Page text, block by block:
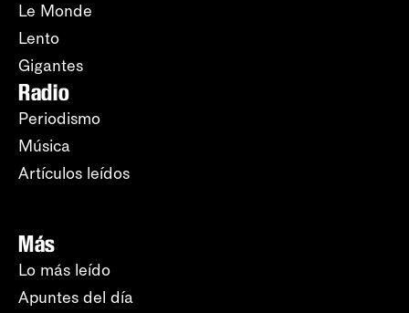
Le Monde
Lento
Gigantes
Radio
Periodismo
Música
Artículos leídos
Más
Lo más leído
Apuntes del día